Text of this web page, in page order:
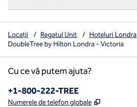
Locații / Regatul Unit / Hoteluri Londra
DoubleTree by Hilton Londra - Victoria
Cu ce vă putem ajuta?
Telefon:
+1-800-222-TREE
Numerele de telefon globale ,